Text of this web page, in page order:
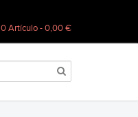
0Artículo- 0,00 €